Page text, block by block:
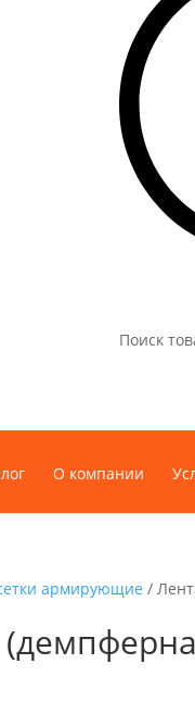
Поиск
О компании
армирующие /